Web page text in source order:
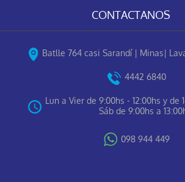
CONTACTANOS
Batlle 764 casi Sarandí | Minas|
4442 6840
Lun a Vier de 9:00hs - 12:00hs y de
Sáb de 9:00hs a
098 944 449